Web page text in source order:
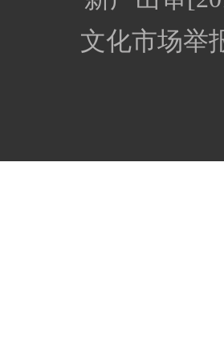
文化市场举